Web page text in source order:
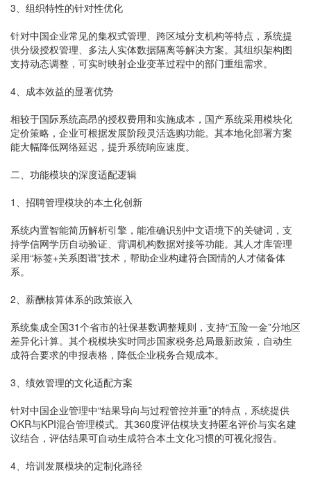
3、组织特性的针对性优化
针对中国企业常见的集权式管理、跨区域分支机构等特点，系统提
供分级授权管理、多法人实体数据隔离等解决方案。其组织架构图
支持动态调整，可实时映射企业变革过程中的部门重组需求。
4、成本效益的显著优势
相较于国际系统高昂的授权费用和实施成本，国产系统采用模块化
定价策略，企业可根据发展阶段灵活选购功能。其本地化部署方案
能大幅降低网络延迟，提升系统响应速度。
二、功能模块的深度适配逻辑
1、招聘管理模块的本土化创新
系统内置智能简历解析引擎，能准确识别中文语境下的关键词，支
持学信网学历自动验证、背调机构数据对接等功能。其人才库管理
采用“标签+关系图谱”技术，帮助企业构建符合国情的人才储备体
系。
2、薪酬核算体系的政策嵌入
系统集成全国31个省市的社保基数调整规则，支持“五险一金”分地区
差异化计算。其个税模块实时同步国家税务总局最新政策，自动生
成符合要求的申报表格，降低企业税务合规成本。
3、绩效管理的文化适配方案
针对中国企业管理中“结果导向与过程管控并重”的特点，系统提供
OKR与KPI混合管理模式。其360度评估模块支持匿名评价与实名建
议结合，评估结果可自动生成符合本土文化习惯的可视化报告。
4、培训发展模块的定制化路径